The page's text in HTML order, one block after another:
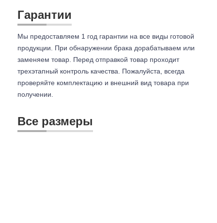
Гарантии
Мы предоставляем 1 год гарантии на все виды готовой
продукции. При обнаружении брака дорабатываем или
заменяем товар. Перед отправкой товар проходит
трехэтапный контроль качества. Пожалуйста, всегда
проверяйте комплектацию и внешний вид товара при
получении.
Все размеры